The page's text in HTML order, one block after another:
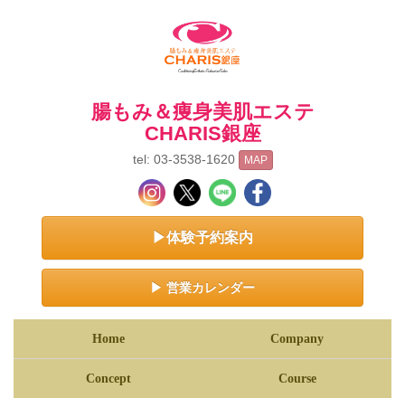
腸もみ＆痩身美肌エステ
CHARIS銀座
tel: 03-3538-1620 MAP
▶体験予約案内
▶ 営業カレンダー
Home Company
Concept Course